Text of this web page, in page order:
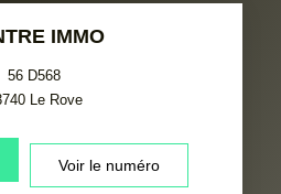
IMMO
56 D568
Le Rove
Voir le numéro